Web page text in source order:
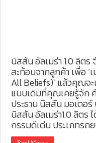
นิสสัน อัลเมร่า 1.0 ลิต
สะท้อนจากลูกค้า เพื่อ ‘
All Beliefs)’ แล้วคุณจะ
แบบเดิมที่คุณเคยรู้จัก
ประธาน นิสสัน มอเตอ
นิสสัน อัลเมร่า1.0 ลิตร
กรรมดีเด่น ประเภทรถ